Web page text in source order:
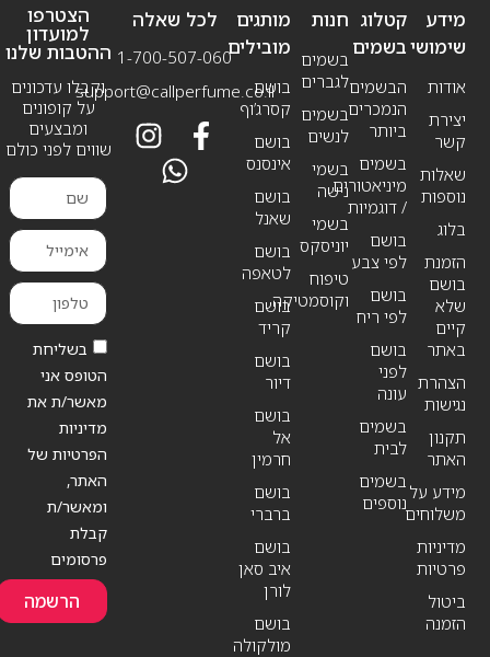
מידע
שימושי
אודות
יצירת
קשר
שאלות
נוספות
בלוג
הזמנת
בושם
שלא
קיים
באתר
הצהרת
נגישות
תקנון
האתר
מידע על
משלוחים
מדיניות
פרטיות
ביטול
הזמנה
חנות
בשמים
לגברים
בשמים
לנשים
בשמי
נישה
בשמי
יוניסקס
טיפוח
וקוסמטיקה
קטלוג
בשמים
הבשמים
הנמכרים
ביותר
בשמים
מיניאטורים
/ דוגמיות
בושם
לפי צבע
בושם
לפי ריח
בושם
לפני
עונה
בשמים
לבית
בשמים
נוספים
מותגים
מובילים
בושם
קסרג’וף
בושם
אינסנס
בושם
שאנל
בושם
לטאפה
בושם
קריד
בושם
דיור
בושם
אל
חרמין
בושם
ברברי
בושם
איב סאן
לורן
בושם
מולקולה
לכל שאלה
1-700-507-060
support@callperfume.co.il
הצטרפו
למועדון
ההטבות שלנו
וקבלו עדכונים
על קופונים
ומבצעים
שווים לפני כולם
בשליחת
הטופס אני
מאשר/ת את
מדיניות
הפרטיות של
האתר,
ומאשר/ת
קבלת
פרסומים
הרשמה